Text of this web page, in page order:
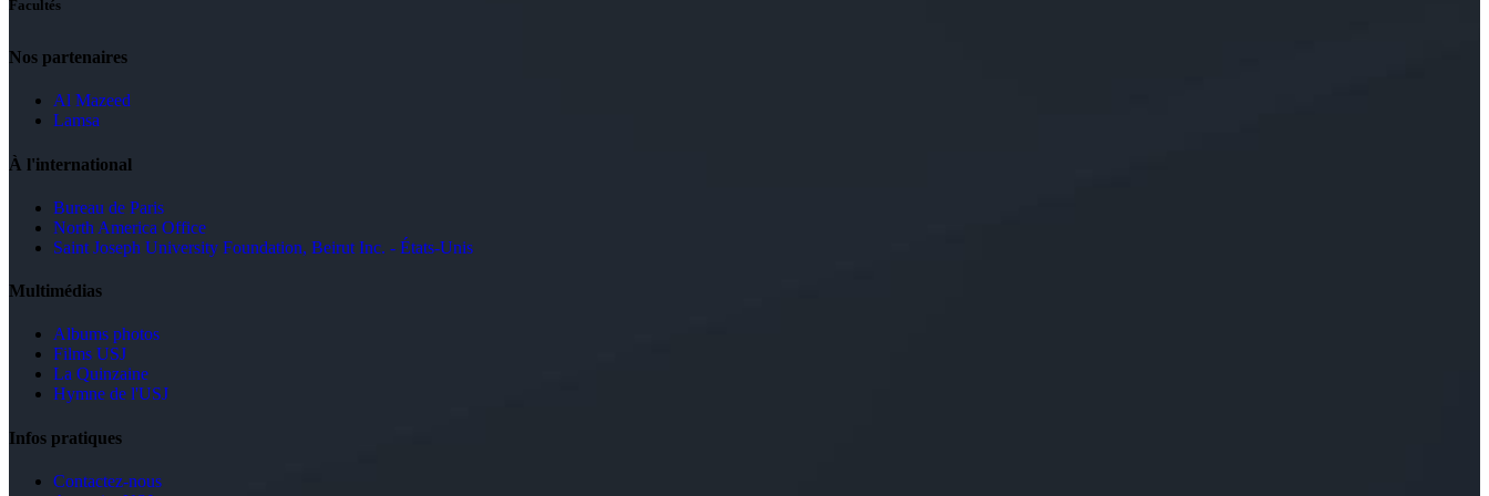
Facultés
Nos partenaires
Al Mazeed
Lamsa
À l'international
Bureau de Paris
North America Office
Saint Joseph University Foundation, Beirut Inc. - États-Unis
Multimédias
Albums photos
Films USJ
La Quinzaine
Hymne de l'USJ
Infos pratiques
Contactez-nous